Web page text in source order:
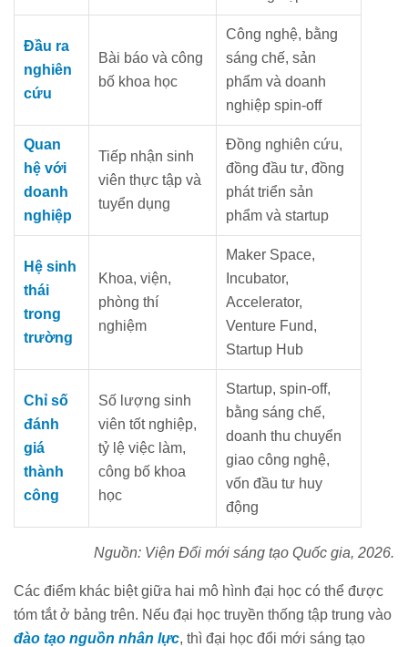
Đầu ra
nghiên
cứu
Bài báo và công
bố khoa học
Công nghệ, bằng
sáng chế, sản
phẩm và doanh
nghiệp spin-off
Quan
hệ với
doanh
nghiệp
Tiếp nhận sinh
viên thực tập và
tuyển dụng
Đồng nghiên cứu,
đồng đầu tư, đồng
phát triển sản
phẩm và startup
Hệ sinh
thái
trong
trường
Khoa, viện,
phòng thí
nghiệm
Maker Space,
Incubator,
Accelerator,
Venture Fund,
Startup Hub
Chỉ số
đánh
giá
thành
công
Số lượng sinh
viên tốt nghiệp,
tỷ lệ việc làm,
công bố khoa
học
Startup, spin-off,
bằng sáng chế,
doanh thu chuyển
giao công nghệ,
vốn đầu tư huy
động
Nguồn: Viện Đổi mới sáng tạo Quốc gia, 2026.
Các điểm khác biệt giữa hai mô hình đại học có thể được
tóm tắt ở bảng trên. Nếu đại học truyền thống tập trung vào
đào tạo nguồn nhân lực, thì đại học đổi mới sáng tạo